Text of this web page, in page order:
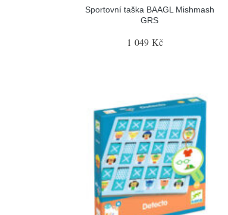
Sportovní taška BAAGL Mishmash
GRS
1 049 Kč